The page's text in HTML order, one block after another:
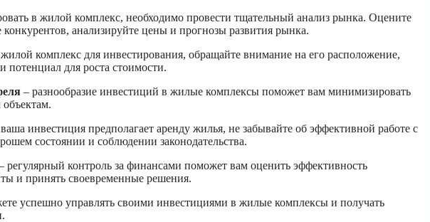
в жилой комплекс, необходимо провести тщательный анализ рынка. Оцените
анализируйте цены и прогнозы развития рынка.
комплекс для инвестирования, обращайте внимание на его расположение,
потенциал для роста стоимости.
– разнообразие инвестиций в жилые комплексы поможет вам минимизировать
инвестиция предполагает аренду жилья, не забывайте об эффективной работе с
состоянии и соблюдении законодательства.
регулярный контроль за финансами поможет вам оценить эффективность
и принять своевременные решения.
успешно управлять своими инвестициями в жилые комплексы и получать